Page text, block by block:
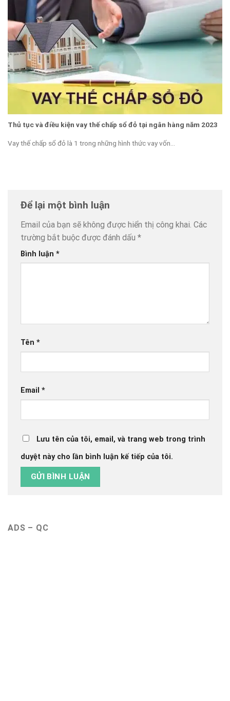
Thủ tục và điều kiện vay thế chấp sổ đỏ tại ngân hàng năm 2023
Vay thế chấp sổ đỏ là 1 trong những hình thức vay vốn...
Để lại một bình luận
Email của bạn sẽ không được hiển thị công khai. Các
trường bắt buộc được đánh dấu *
Bình luận *
Tên *
Email *
Lưu tên của tôi, email, và trang web trong trình
duyệt này cho lần bình luận kế tiếp của tôi.
ADS – QC